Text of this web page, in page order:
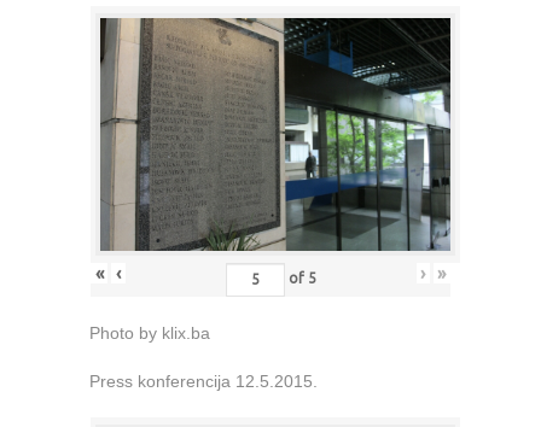
« ‹ of 5 › »
Photo by klix.ba
Press konferencija 12.5.2015.